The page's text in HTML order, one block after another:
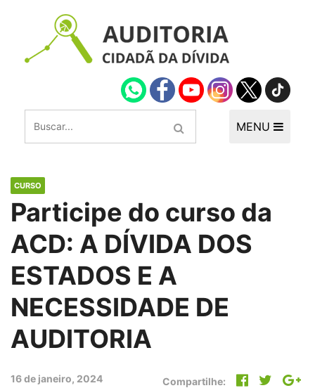
MENU
CURSO
Participe do curso da
ACD: A DÍVIDA DOS
ESTADOS E A
NECESSIDADE DE
AUDITORIA
16 de janeiro, 2024 Compartilhe: